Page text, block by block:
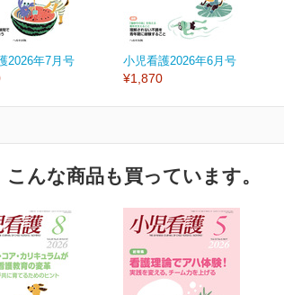
2026年7月号 小児看護2026年6月号
¥1,870
んな商品も買っています。